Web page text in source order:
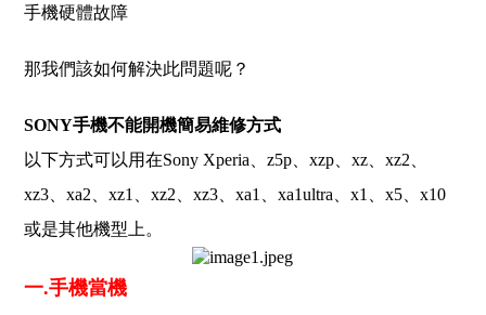
手機硬體故障
那我們該如何解決此問題呢？
SONY手機不能開機簡易維修方式
以下方式可以用在Sony Xperia、z5p、xzp、xz、xz2、
xz3、xa2、xz1、xz2、xz3、xa1、xa1ultra、x1、x5、x10
或是其他機型上。
一.手機當機